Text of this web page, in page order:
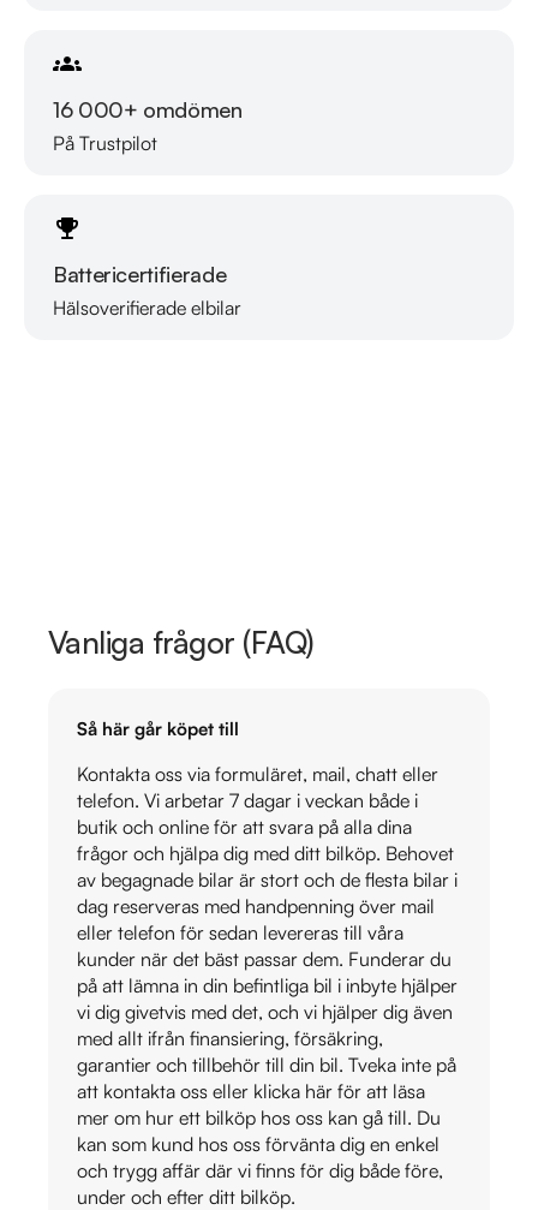
16 000+ omdömen
På Trustpilot
Battericertifierade
Hälsoverifierade elbilar
Läs mer om oss
Vanliga frågor (FAQ)
Så här går köpet till
Kontakta oss via formuläret, mail, chatt eller
telefon. Vi arbetar 7 dagar i veckan både i
butik och online för att svara på alla dina
frågor och hjälpa dig med ditt bilköp. Behovet
av begagnade bilar är stort och de flesta bilar i
dag reserveras med handpenning över mail
eller telefon för sedan levereras till våra
kunder när det bäst passar dem. Funderar du
på att lämna in din befintliga bil i inbyte hjälper
vi dig givetvis med det, och vi hjälper dig även
med allt ifrån finansiering, försäkring,
garantier och tillbehör till din bil. Tveka inte på
att kontakta oss eller klicka här för att läsa
mer om hur ett bilköp hos oss kan gå till. Du
kan som kund hos oss förvänta dig en enkel
och trygg affär där vi finns för dig både före,
under och efter ditt bilköp.